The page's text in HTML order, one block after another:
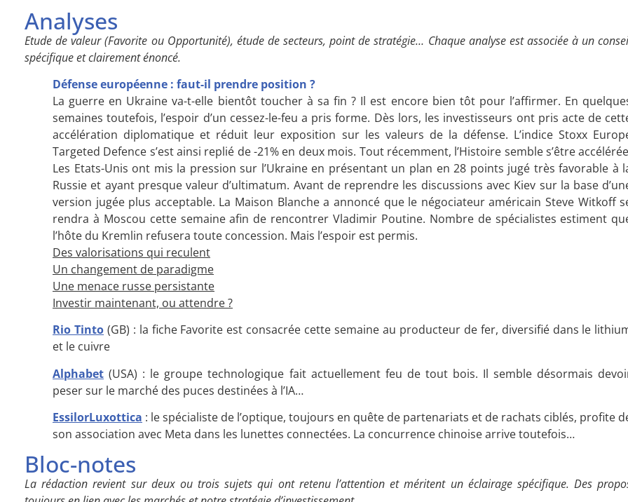
Analyses
Etude de valeur (Favorite ou Opportunité), étude de secteurs, point de stratégie… Chaque analyse est associée à un
spécifique et clairement énoncé.
Défense européenne : faut-il prendre position ?
La guerre en Ukraine va-t-elle bientôt toucher à sa fin ? Il est encore bien tôt pour l’affirmer. En
semaines toutefois, l’espoir d’un cessez-le-feu a pris forme. Dès lors, les investisseurs ont pris acte de
accélération diplomatique et réduit leur exposition sur les valeurs de la défense. L’indice Stoxx
Targeted Defence s’est ainsi replié de -21% en deux mois. Tout récemment, l’Histoire semble s’être
Les Etats-Unis ont mis la pression sur l’Ukraine en présentant un plan en 28 points jugé très favorable à
Russie et ayant presque valeur d’ultimatum. Avant de reprendre les discussions avec Kiev sur la base
version jugée plus acceptable. La Maison Blanche a annoncé que le négociateur américain Steve Witkoff
rendra à Moscou cette semaine afin de rencontrer Vladimir Poutine. Nombre de spécialistes estiment
l’hôte du Kremlin refusera toute concession. Mais l’espoir est permis.
Des valorisations qui reculent
Un changement de paradigme
Une menace russe persistante
Investir maintenant, ou attendre ?
Rio Tinto(GB) : la fiche Favorite est consacrée cette semaine au producteur de fer, diversifié dans le
et le cuivre
Alphabet (USA) : le groupe technologique fait actuellement feu de tout bois. Il semble désormais
peser sur le marché des puces destinées à l’IA…
EssilorLuxottica : le spécialiste de l’optique, toujours en quête de partenariats et de rachats ciblés, profite
son association avec Meta dans les lunettes connectées. La concurrence chinoise arrive toutefois…
Bloc-notes
La rédaction revient sur deux ou trois sujets qui ont retenu l’attention et méritent un éclairage spécifique. Des